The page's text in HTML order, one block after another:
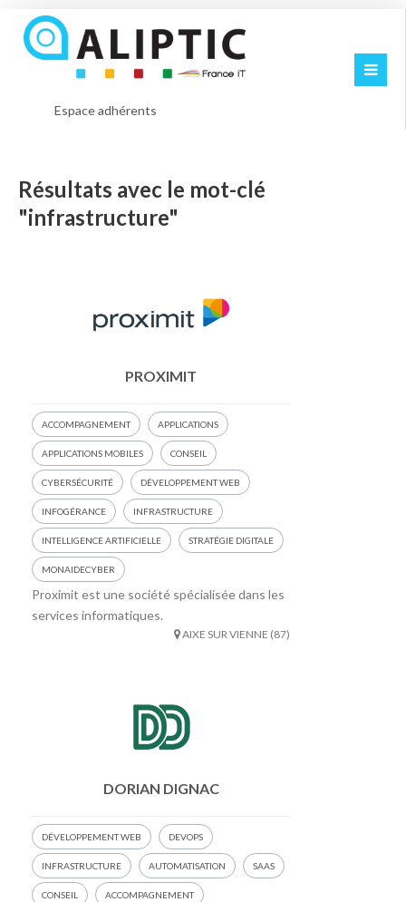
Espace adhérents
Résultats avec le mot-clé
"infrastructure"
PROXIMIT
ACCOMPAGNEMENT APPLICATIONS
APPLICATIONS MOBILES CONSEIL
CYBERSÉCURITÉ DÉVELOPPEMENT WEB
INFOGÉRANCE INFRASTRUCTURE
INTELLIGENCE ARTIFICIELLE STRATÉGIE DIGITALE
MONAIDECYBER
Proximit est une société spécialisée dans les
services informatiques.
AIXE SUR VIENNE (87)
DORIAN DIGNAC
DÉVELOPPEMENT WEB DEVOPS
INFRASTRUCTURE AUTOMATISATION SAAS
CONSEIL ACCOMPAGNEMENT